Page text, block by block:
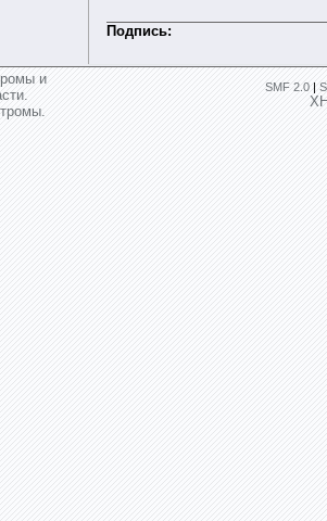
Подпись:
SMF 2.0 |